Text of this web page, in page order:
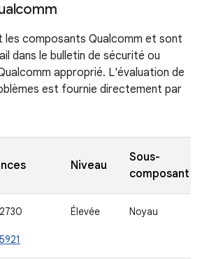
composants Qualcomm et sont
dans le bulletin de sécurité ou
approprié. L'évaluation de
est fournie directement par
Niveau
Sous-
composant
Élevée Noyau